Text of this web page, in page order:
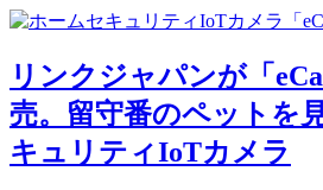
リンクジャパンが「
売。留守番のペットを
キュリティIoTカメラ